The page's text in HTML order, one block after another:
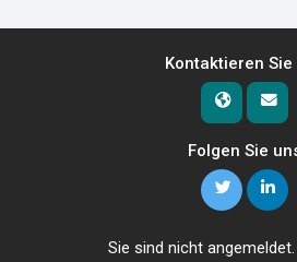
Kontaktieren Sie
Folgen Sie
Sie sind nicht